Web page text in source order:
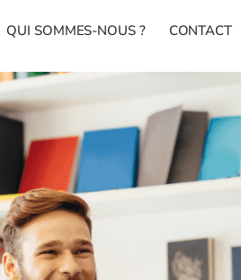
QUI SOMMES-NOUS ? CONTACT